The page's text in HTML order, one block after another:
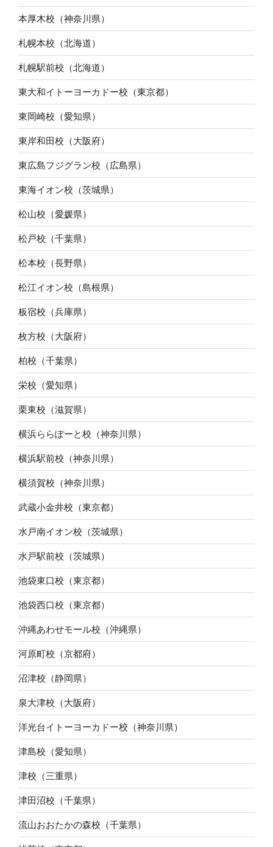
本厚木校（神奈川県）
札幌本校（北海道）
札幌駅前校（北海道）
東大和イトーヨーカドー校（東京都）
東岡崎校（愛知県）
東岸和田校（大阪府）
東広島フジグラン校（広島県）
東海イオン校（茨城県）
松山校（愛媛県）
松戸校（千葉県）
松本校（長野県）
松江イオン校（島根県）
板宿校（兵庫県）
枚方校（大阪府）
柏校（千葉県）
栄校（愛知県）
栗東校（滋賀県）
横浜ららぽーと校（神奈川県）
横浜駅前校（神奈川県）
横須賀校（神奈川県）
武蔵小金井校（東京都）
水戸南イオン校（茨城県）
水戸駅前校（茨城県）
池袋東口校（東京都）
池袋西口校（東京都）
沖縄あわせモール校（沖縄県）
河原町校（京都府）
沼津校（静岡県）
泉大津校（大阪府）
洋光台イトーヨーカドー校（神奈川県）
津島校（愛知県）
津校（三重県）
津田沼校（千葉県）
流山おおたかの森校（千葉県）